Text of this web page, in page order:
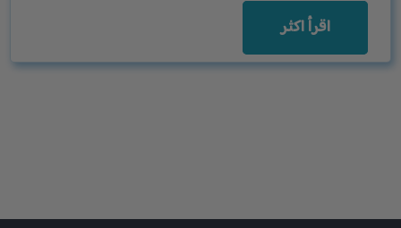
اقرأ اكثر